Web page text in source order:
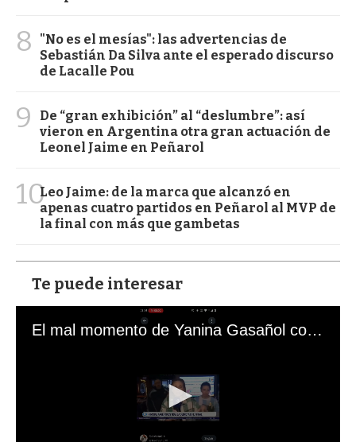
8
"No es el mesías": las advertencias de
Sebastián Da Silva ante el esperado discurso
de Lacalle Pou
9
De “gran exhibición” al “deslumbre”: así
vieron en Argentina otra gran actuación de
Leonel Jaime en Peñarol
10Leo Jaime: de la marca que alcanzó en
apenas cuatro partidos en Peñarol al MVP de
la final con más que gambetas
Te puede interesar
El mal momento de Yanina Gasañol con un hincha argentino en "Subrayado"